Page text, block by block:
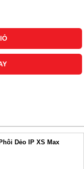
Dẻo IP XS Max